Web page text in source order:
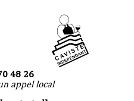
48 26
appel local